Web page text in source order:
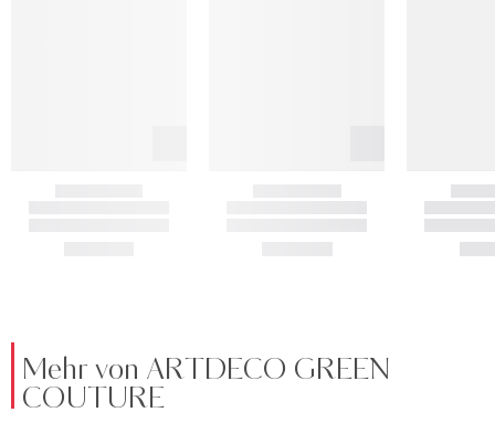
Mehr von ARTDECO GREEN
COUTURE